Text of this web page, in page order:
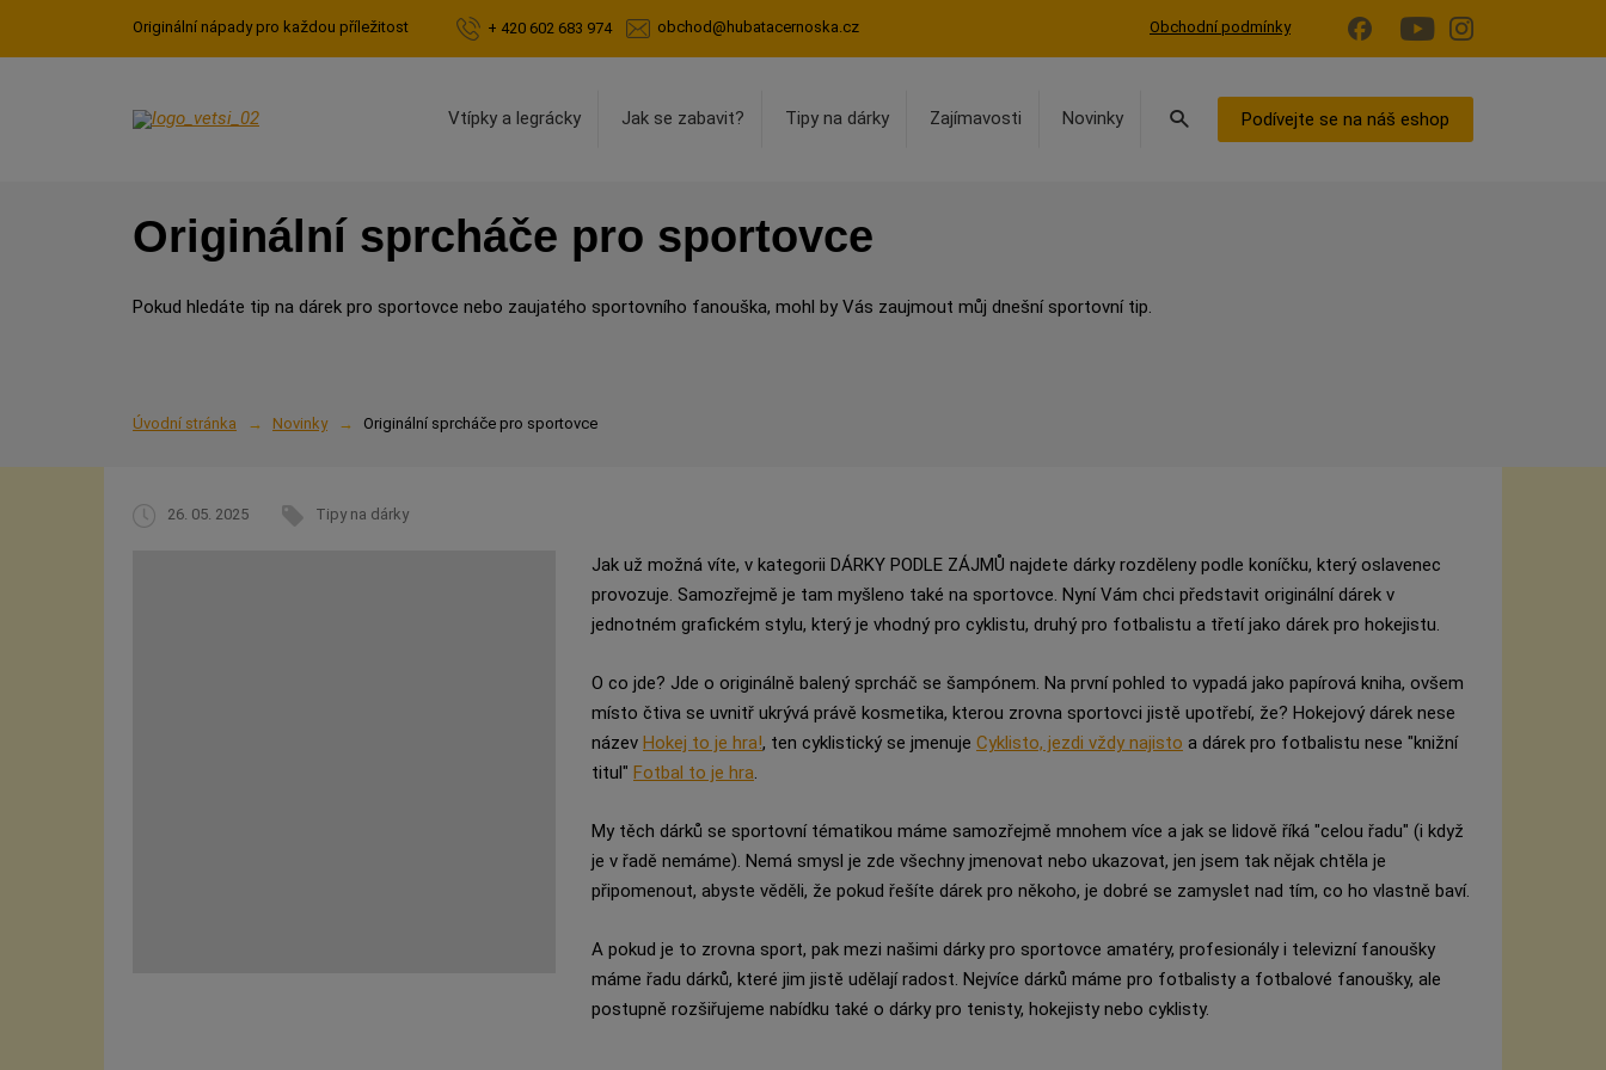
Originální nápady pro každou příležitost + 420 602 683 974 obchod@hubatacernoska.cz Obchodní podmínky
Vtípky a legrácky Jak se zabavit? Tipy na dárky Zajímavosti Novinky VyhledáváníPodívejte se na náš eshop
Originální sprcháče pro sportovce
Pokud hledáte tip na dárek pro sportovce nebo zaujatého sportovního fanouška, mohl by Vás zaujmout můj dnešní sportovní tip.
Úvodní stránka Novinky Originální sprcháče pro sportovce
26. 05. 2025 Tipy na dárky
Jak už možná víte, v kategorii DÁRKY PODLE ZÁJMŮ najdete dárky rozděleny podle koníčku, který oslavenec
provozuje. Samozřejmě je tam myšleno také na sportovce. Nyní Vám chci představit originální dárek v
jednotném grafickém stylu, který je vhodný pro cyklistu, druhý pro fotbalistu a třetí jako dárek pro hokejistu.
O co jde? Jde o originálně balený sprcháč se šampónem. Na první pohled to vypadá jako papírová kniha, ovšem
místo čtiva se uvnitř ukrývá právě kosmetika, kterou zrovna sportovci jistě upotřebí, že? Hokejový dárek nese
název Hokej to je hra!, ten cyklistický se jmenuje Cyklisto, jezdi vždy najisto a dárek pro fotbalistu nese "knižní
titul" Fotbal to je hra.
My těch dárků se sportovní tématikou máme samozřejmě mnohem více a jak se lidově říká "celou řadu" (i když
je v řadě nemáme). Nemá smysl je zde všechny jmenovat nebo ukazovat, jen jsem tak nějak chtěla je
připomenout, abyste věděli, že pokud řešíte dárek pro někoho, je dobré se zamyslet nad tím, co ho vlastně baví.
A pokud je to zrovna sport, pak mezi našimi dárky pro sportovce amatéry, profesionály i televizní fanoušky
máme řadu dárků, které jim jistě udělají radost. Nejvíce dárků máme pro fotbalisty a fotbalové fanoušky, ale
postupně rozšiřujeme nabídku také o dárky pro tenisty, hokejisty nebo cyklisty.